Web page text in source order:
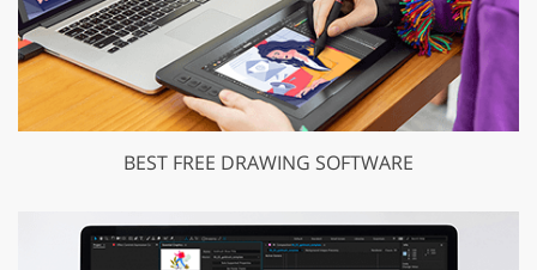
BEST FREE DRAWING SOFTWARE